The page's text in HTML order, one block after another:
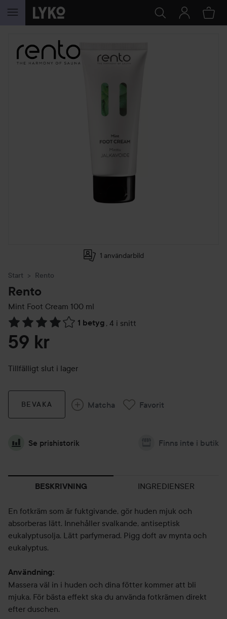
HOPPA TILL INNEHÅLLET
1 användarbild
Start Rento
Rento
Mint Foot Cream 100 ml
1 betyg , 4 i snitt
Hoppa till Betyg & kommentarer
59 kr
Tillfälligt slut i lager
BEVAKA Matcha Favorit
Se prishistorik Finns inte i butik
BESKRIVNING INGREDIENSER
En fotkräm som är fukt­givande, gör huden mjuk och
absorberas lätt. Innehåller svalkande, antiseptisk
eukalyptusolja. Lätt parfymerad. Pigg doft av mynta och
eukalyptus.
Användning:
Massera väl in i huden och dina fötter kommer att bli
mjuka. För bästa effekt ska du använda fotkrämen direkt
efter duschen.